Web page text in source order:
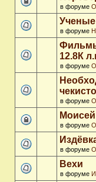
в форуме
в форуме
12.8К
в форуме
в форуме
в форуме
в форуме
Вехи
в форуме